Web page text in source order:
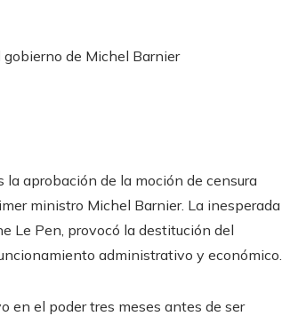
aprobación de la moción de censura
ministro Michel Barnier. La inesperada
Le Pen, provocó la destitución del
administrativo y económico.
en el poder tres meses antes de ser